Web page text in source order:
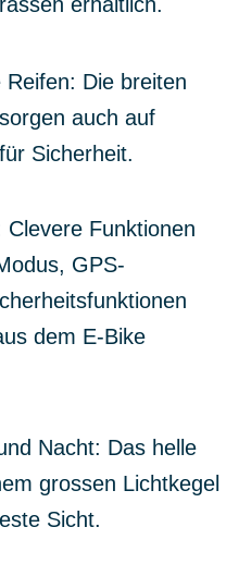
erhältlich.
Die breiten
auch auf
Sicherheit.
Funktionen
GPS-
dem E-Bike
Nacht: Das helle
grossen Lichtkegel
Sicht.